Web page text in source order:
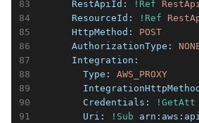
      RestApiId:
!Ref
      ResourceId:
!Ref
      HttpMethod:
POST
      AuthorizationType:
      Integration:
        Type:
AWS_PROXY
        Credentials:
!GetAtt
        Uri:
!Sub